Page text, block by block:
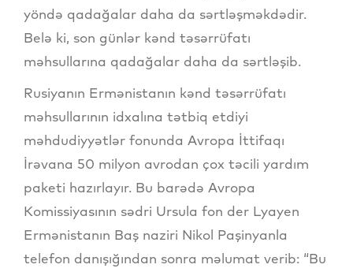
yöndə qadağalar daha da sərtləşməkdədir.
Belə ki, son günlər kənd təsərrüfatı
məhsullarına qadağalar daha da sərtləşib.
Rusiyanın Ermənistanın kənd təsərrüfatı
məhsullarının idxalına tətbiq etdiyi
məhdudiyyətlər fonunda Avropa İttifaqı
İrəvana 50 milyon avrodan çox təcili yardım
paketi hazırlayır. Bu barədə Avropa
Komissiyasının sədri Ursula fon der Lyayen
Ermənistanın Baş naziri Nikol Paşinyanla
telefon danışığından sonra məlumat verib: “Bu